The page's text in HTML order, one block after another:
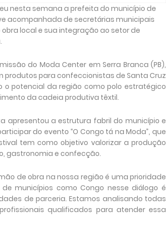
nesta semana a prefeita do município de
acompanhada de secretárias municipais
local e sua integração ao setor de
do Moda Center em Serra Branca (PB),
para confeccionistas de Santa Cruz
o potencial da região como polo estratégico
da cadeia produtiva têxtil.
apresentou a estrutura fabril do município e
do evento “O Congo tá na Moda”, que
tem como objetivo valorizar a produção
gastronomia e confecção.
de obra na nossa região é uma prioridade
municípios como Congo nesse diálogo é
de parceria. Estamos analisando todas
qualificados para atender essa